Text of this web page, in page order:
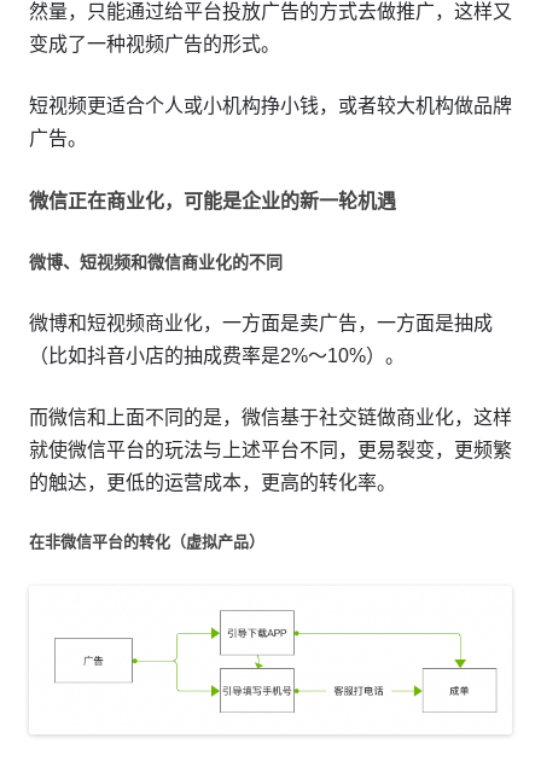
然量，只能通过给平台投放广告的方式去做推广，这样又
变成了一种视频广告的形式。
短视频更适合个人或小机构挣小钱，或者较大机构做品牌
广告。
微信正在商业化，可能是企业的新一轮机遇
微博、短视频和微信商业化的不同
微博和短视频商业化，一方面是卖广告，一方面是抽成
（比如抖音小店的抽成费率是2%～10%）。
而微信和上面不同的是，微信基于社交链做商业化，这样
就使微信平台的玩法与上述平台不同，更易裂变，更频繁
的触达，更低的运营成本，更高的转化率。
在非微信平台的转化（虚拟产品）